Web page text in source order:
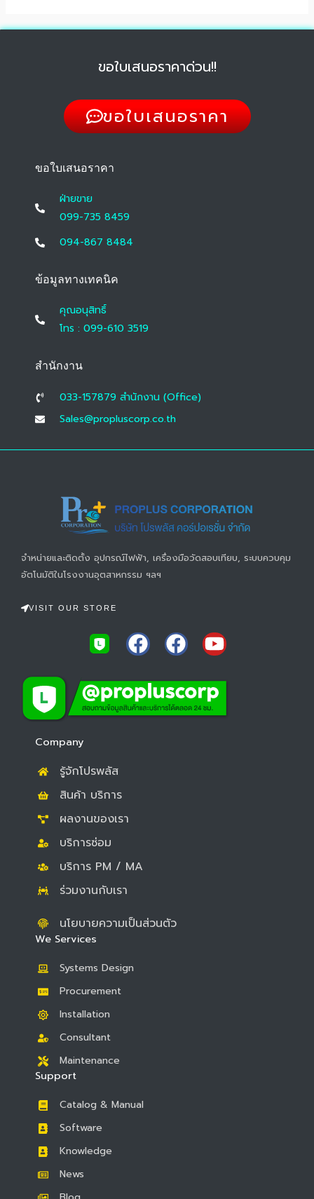
ขอใบเสนอราคาด่วน!!
ขอใบเสนอราคา
ขอใบเสนอราคา
ฝ่ายขาย
099-735 8459
094-867 8484
ข้อมูลทางเทคนิค
คุณอนุสิทธิ์
โทร : 099-610 3519
สำนักงาน
033-157879 สํานักงาน (Office)
Sales@propluscorp.co.th
จำหน่ายและติดตั้ง อุปกรณ์ไฟฟ้า, เครื่องมือวัดสอบเทียบ, ระบบควบคุม
อัตโนมัติในโรงงานอุตสาหกรรม ฯลฯ
VISIT OUR STORE
F
a
c
e
b
F
a
c
e
b
Y
o
u
t
u
Company
รู้จักโปรพลัส
สินค้า บริการ
ผลงานของเรา
บริการซ่อม
บริการ PM / MA
ร่วมงานกับเรา
นโยบายความเป็นส่วนตัว
We Services
Systems Design
Procurement
Installation
Consultant
Maintenance
Support
Catalog & Manual
Software
Knowledge
News